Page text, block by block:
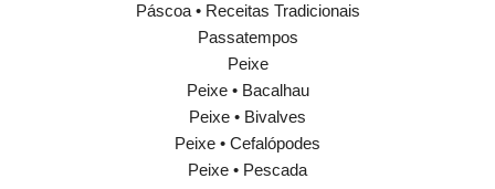
Páscoa • Receitas Tradicionais
Passatempos
Peixe
Peixe • Bacalhau
Peixe • Bivalves
Peixe • Cefalópodes
Peixe • Pescada